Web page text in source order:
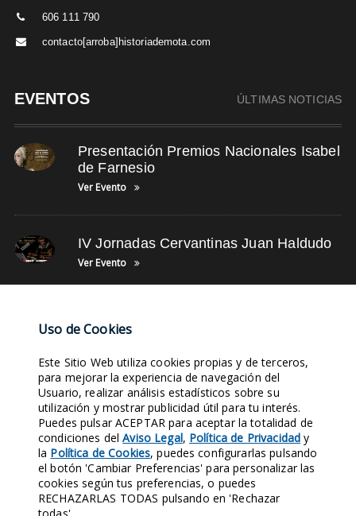
606 111 790
contacto[arroba]historiademota.com
EVENTOS ÚLTIMAS NOTICIAS
Presentación Premios Nacionales Isabel
de Farnesio
Ver Evento
IV Jornadas Cervantinas Juan Haldudo
Ver Evento
NUBE DE TAGS
EVENTOS SIGLO XX FACEBOOK LEYENDAS
FOTOS DE LUGARES HAZTE SOCIO FOTOS DE DEPORTES
JUNTA DIRECTIVA SIGLO XV
Entra en nuestras Redes Sociales y síguenos. Conocerás nuestra
Historia al instante.
1970 421 124
Uso de Cookies
Este Sitio Web utiliza cookies propias y de terceros,
para mejorar la experiencia de navegación del
Usuario, realizar análisis estadísticos sobre su
utilización y mostrar publicidad útil para tu interés.
Puedes pulsar ACEPTAR para aceptar la totalidad de
condiciones delAviso Legal, Política de Privacidad y
la Política de Cookies, puedes configurarlas pulsando
el botón 'Cambiar Preferencias' para personalizar las
cookies según tus preferencias, o puedes
RECHAZARLAS TODAS pulsando en 'Rechazar